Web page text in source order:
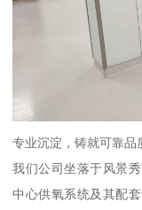
专业沉淀，铸就可靠品
我们公司坐落于风景
中心供氧系统及其配